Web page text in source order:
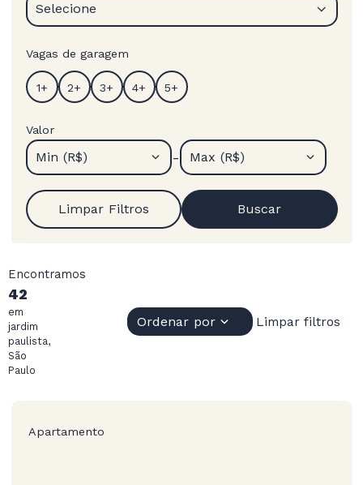
Selecione
Vagas de garagem
Valor
Min (R$) - Max (R$)
Limpar Filtros Buscar
Encontramos
42
em
jardim
paulista,
São
Paulo
Ordenar por Limpar filtros
Apartamento